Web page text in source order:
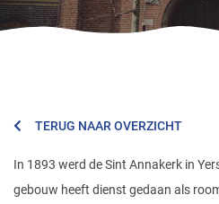
TERUG NAAR OVERZICHT
In 1893 werd de Sint Annakerk in
gebouw heeft dienst gedaan als